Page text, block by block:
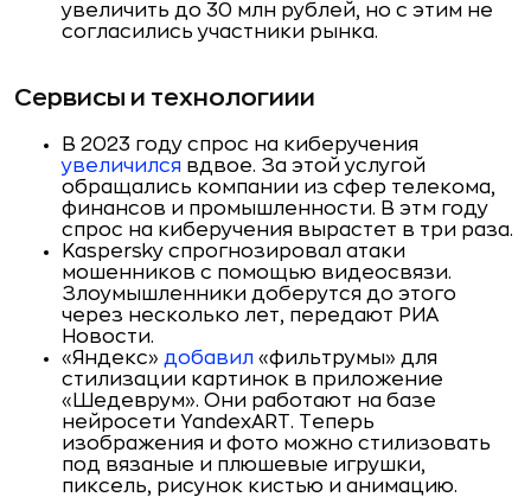
увеличить до 30 млн рублей, но с этим не
согласились участники рынка.
Сервисы и технологиии
В 2023 году спрос на киберучения
увеличился вдвое. За этой услугой
обращались компании из сфер телекома,
финансов и промышленности. В этм году
спрос на киберучения вырастет в три раза.
Kaspersky спрогнозировал атаки
мошенников с помощью видеосвязи.
Злоумышленники доберутся до этого
через несколько лет, передают РИА
Новости.
«Яндекс» добавил «фильтрумы» для
стилизации картинок в приложение
«Шедеврум». Они работают на базе
нейросети YandexART. Теперь
изображения и фото можно стилизовать
под вязаные и плюшевые игрушки,
пиксель, рисунок кистью и анимацию.